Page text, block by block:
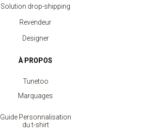
Solution drop-shipping
Revendeur
Designer
À PROPOS
Tunetoo
Marquages
Guide Personnalisation
du t-shirt